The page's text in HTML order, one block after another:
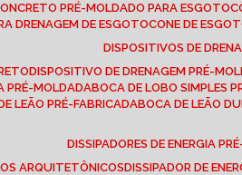
PRÉ-MOLDADO PARA ESGOTO
DRENAGEM DE ESGOTO CONE DE
DISPOSITIVOS DE
DISPOSITIVO DE DRENAGEM PRÉ-
PRÉ-MOLDADA BOCA DE LOBO SIMPLES
DE LEÃO PRÉ-FABRICADA BOCA DE LEÃO
DISSIPADORES DE ENERGIA
ARQUITETÔNICOS DISSIPADOR DE